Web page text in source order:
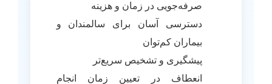
صرفه‌جویی در زمان و هزینه
دسترسی آسان برای سالمندان و
بیماران کم‌توان
پیشگیری و تشخیص سریع‌تر
انعطاف در تعیین زمان انجام